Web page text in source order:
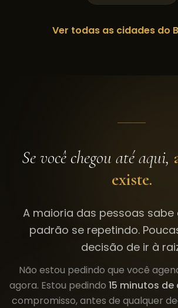
Ver todas as cidades do
Se você chegou até aqui,
existe.
A maioria das pessoas sabe
padrão se repetindo.
decisão de ir à
Não estou pedindo que você
agora. Estou pedindo 15 minutos de
compromisso, antes de qualquer